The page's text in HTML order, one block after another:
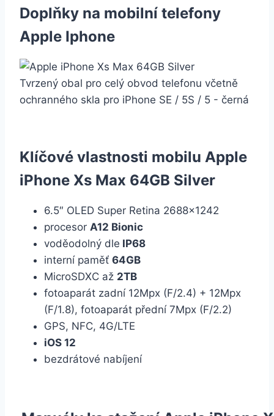
Doplňky na mobilní telefony
Apple Iphone
Tvrzený obal pro celý obvod telefonu včetně
ochranného skla pro iPhone SE / 5S / 5 - černá
Klíčové vlastnosti mobilu Apple
iPhone Xs Max 64GB Silver
6.5″ OLED Super Retina 2688×1242
procesor A12 Bionic
voděodolný dle IP68
interní paměť 64GB
MicroSDXC až 2TB
fotoaparát zadní 12Mpx (F/2.4) + 12Mpx
(F/1.8), fotoaparát přední 7Mpx (F/2.2)
GPS, NFC, 4G/LTE
iOS 12
bezdrátové nabíjení